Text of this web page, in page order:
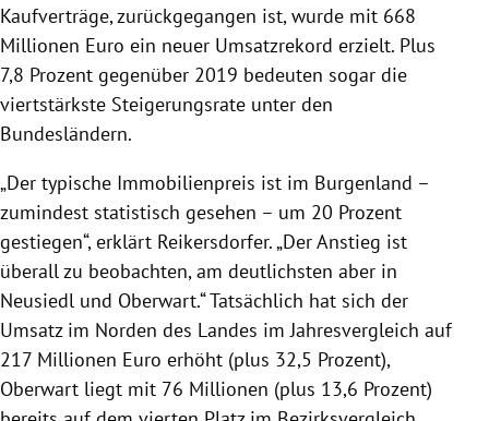
Kaufverträge, zurückgegangen ist, wurde mit 668
Millionen Euro ein neuer Umsatzrekord erzielt. Plus
7,8 Prozent gegenüber 2019 bedeuten sogar die
viertstärkste Steigerungsrate unter den
Bundesländern.
„Der typische Immobilienpreis ist im Burgenland –
zumindest statistisch gesehen – um 20 Prozent
gestiegen“, erklärt Reikersdorfer. „Der Anstieg ist
überall zu beobachten, am deutlichsten aber in
Neusiedl und Oberwart.“ Tatsächlich hat sich der
Umsatz im Norden des Landes im Jahresvergleich auf
217 Millionen Euro erhöht (plus 32,5 Prozent),
Oberwart liegt mit 76 Millionen (plus 13,6 Prozent)